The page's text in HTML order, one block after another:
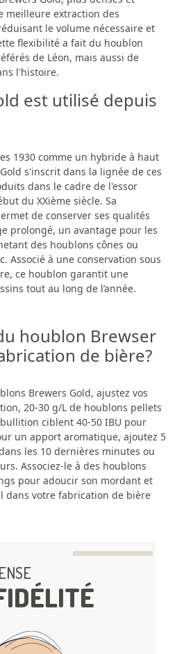
meilleure extraction des
le volume nécessaire et
flexibilité a fait du houblon
de Léon, mais aussi de
l'histoire.
est utilisé depuis
1930 comme un hybride à haut
s'inscrit dans la lignée de ces
dans le cadre de l'essor
du XXième siècle. Sa
de conserver ses qualités
prolongé, un avantage pour les
des houblons cônes ou
Associé à une conservation sous
ce houblon garantit une
tout au long de l’année.
houblon Brewser
de bière?
Brewers Gold, ajustez vos
20-30 g/L de houblons pellets
ciblent 40-50 IBU pour
un apport aromatique, ajoutez 5
les 10 dernières minutes ou
Associez-le à des houblons
pour adoucir son mordant et
dans votre fabrication de bière